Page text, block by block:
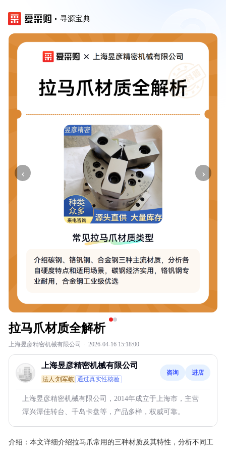
寻源宝典
‹ ›
拉马爪材质全解析
上海昱彦精密机械有限公司 · 2026-04-16 15:18:00
上海昱彦精密机械有限公司
法人:刘军岐 通过真实性核验
咨询 进店
上海昱彦精密机械有限公司，2014年成立于上海市，主营
潭兴潭佳转台、千岛卡盘等，产品多样，权威可靠。
介绍： 本文详细介绍拉马爪常用的三种材质及其特性，分析不同工